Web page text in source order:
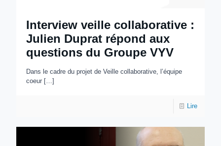
Interview veille collaborative :
Julien Duprat répond aux
questions du Groupe VYV
Dans le cadre du projet de Veille collaborative, l’équipe
coeur […]
Lire